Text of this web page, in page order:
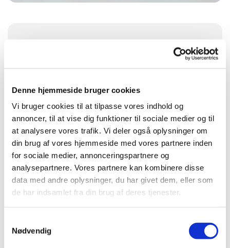
Denne hjemmeside bruger cookies
Vi bruger cookies til at tilpasse vores indhold og
annoncer, til at vise dig funktioner til sociale medier og til
at analysere vores trafik. Vi deler også oplysninger om
din brug af vores hjemmeside med vores partnere inden
for sociale medier, annonceringspartnere og
analysepartnere. Vores partnere kan kombinere disse
data med andre oplysninger, du har givet dem, eller som
de har indsamlet fra din brug af deres tjenester.
Nødvendig
Du vil måske også kunne lide...